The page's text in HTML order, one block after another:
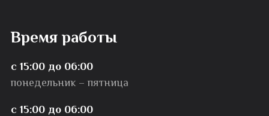
Время работы
с 15:00 до 06:00
понедельник – пятница
с 15:00 до 06:00